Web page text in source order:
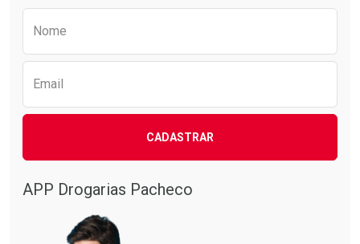
Comprar sem Desconto
Por R$ 17,90/cada
Comprar sem Desconto
Por R$ 17,90/cada
Nome
Email
CADASTRAR
APP Drogarias Pacheco